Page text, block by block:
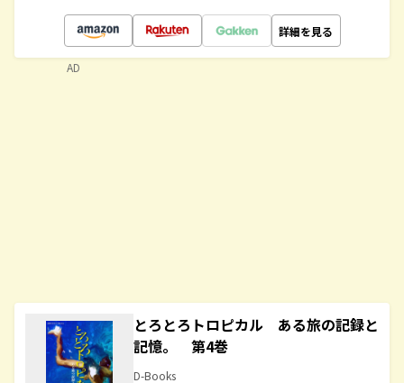
詳細を見る
とろとろトロピカル ある旅の記録と
記憶。 第4巻
D-Books
AD